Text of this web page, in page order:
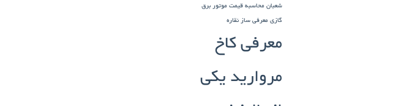
شعبان محاسبه قیمت موتور برق
گازی معرفی ساز نقاره
معرفی کاخ
مروارید یکی